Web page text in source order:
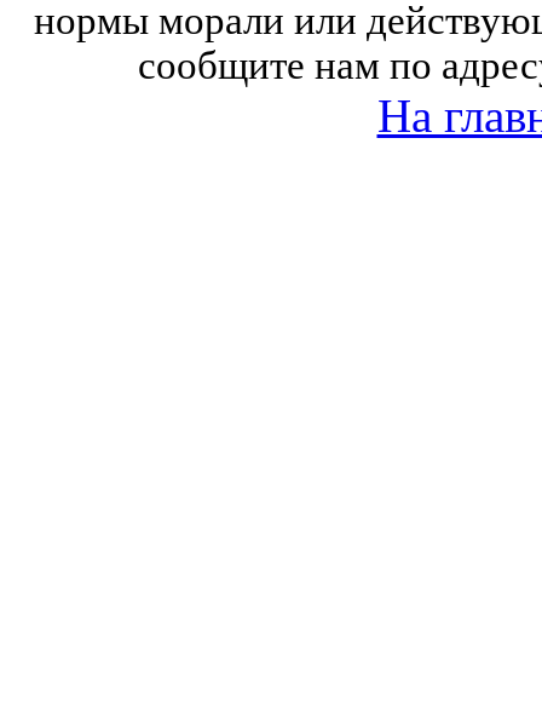
нормы морали или
сообщите нам по
На